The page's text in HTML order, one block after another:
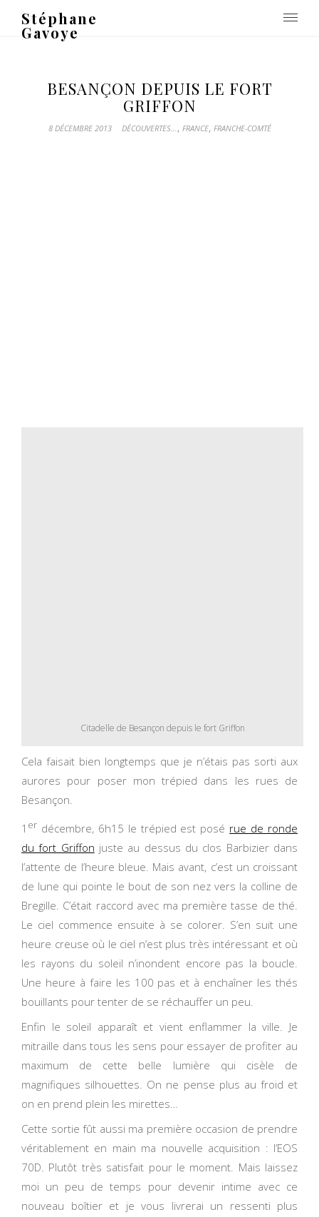
Stéphane
Gavoye
BESANÇON DEPUIS LE FORT
GRIFFON
8 DÉCEMBRE 2013 DÉCOUVERTES..., FRANCE, FRANCHE-COMTÉ
Citadelle de Besançon depuis le fort Griffon
Cela faisait bien longtemps que je n’étais pas sorti aux
aurores pour poser mon trépied dans les rues de
Besançon.
1 er décembre, 6h15 le trépied est posé rue de ronde
du fort Griffon juste au dessus du clos Barbizier dans
l’attente de l’heure bleue. Mais avant, c’est un croissant
de lune qui pointe le bout de son nez vers la colline de
Bregille. C’était raccord avec ma première tasse de thé.
Le ciel commence ensuite à se colorer. S’en suit une
heure creuse où le ciel n’est plus très intéressant et où
les rayons du soleil n’inondent encore pas la boucle.
Une heure à faire les 100 pas et à enchaîner les thés
bouillants pour tenter de se réchauffer un peu.
Enfin le soleil apparaît et vient enflammer la ville. Je
mitraille dans tous les sens pour essayer de profiter au
maximum de cette belle lumière qui cisèle de
magnifiques silhouettes. On ne pense plus au froid et
on en prend plein les mirettes…
Cette sortie fût aussi ma première occasion de prendre
véritablement en main ma nouvelle acquisition : l’EOS
70D. Plutôt très satisfait pour le moment. Mais laissez
moi un peu de temps pour devenir intime avec ce
nouveau boîtier et je vous livrerai un ressenti plus